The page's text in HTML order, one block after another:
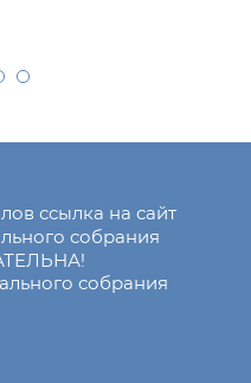
ссылка на сайт
собрания
собрания